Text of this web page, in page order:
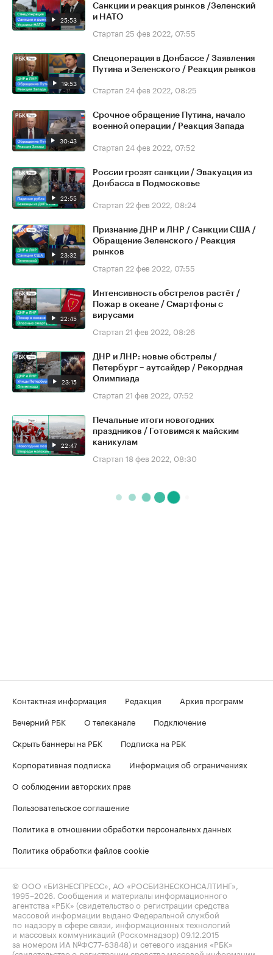
25:53
Санкции и реакция рынков /Зеленский
и НАТО
Стартап 25 фев 2022, 07:55
19:53
Спецоперация в Донбассе / Заявления
Путина и Зеленского / Реакция рынков
Стартап 24 фев 2022, 08:25
30:43
Срочное обращение Путина, начало
военной операции / Реакция Запада
Стартап 24 фев 2022, 07:52
22:55
России грозят санкции / Эвакуация из
Донбасса в Подмосковье
Стартап 22 фев 2022, 08:24
23:32
Признание ДНР и ЛНР / Санкции США /
Обращение Зеленского / Реакция
рынков
Стартап 22 фев 2022, 07:55
22:45
Интенсивность обстрелов растёт /
Пожар в океане / Смартфоны с
вирусами
Стартап 21 фев 2022, 08:26
23:15
ДНР и ЛНР: новые обстрелы /
Петербург – аутсайдер / Рекордная
Олимпиада
Стартап 21 фев 2022, 07:52
22:47
Печальные итоги новогодних
праздников / Готовимся к майским
каникулам
Стартап 18 фев 2022, 08:30
Контактная информация Редакция
Архив программ
Вечерний РБК
О телеканале
Подключение
Скрыть баннеры на РБК
Подписка на РБК
Корпоративная подписка
Информация об ограничениях
О соблюдении авторских прав
Пользовательское соглашение
Политика в отношении обработки персональных данных
Политика обработки файлов cookie
© ООО «БИЗНЕСПРЕСС», АО «РОСБИЗНЕСКОНСАЛТИНГ»,
1995–2026 . Сообщения и материалы информационного
агентства «РБК» (свидетельство о регистрации средства
массовой информации выдано Федеральной службой
по надзору в сфере связи, информационных технологий
и массовых коммуникаций (Роскомнадзор) 09.12.2015
за номером ИА №ФС77-63848) и сетевого издания «РБК»